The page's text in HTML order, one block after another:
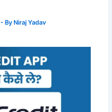
- By Niraj Yadav